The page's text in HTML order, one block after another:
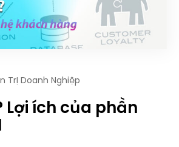
Trị Doanh Nghiệp
Lợi ích của phần